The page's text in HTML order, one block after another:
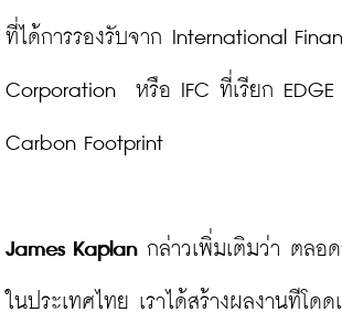
ที่ได้การรองรับจาก International
Corporation  หรือ IFC ที่เรียก
Carbon Footprint
James Kaplan กล่าวเพิ่มเติมว่า ตลอด
ในประเทศไทย เราได้สร้างผลงานทีโดด